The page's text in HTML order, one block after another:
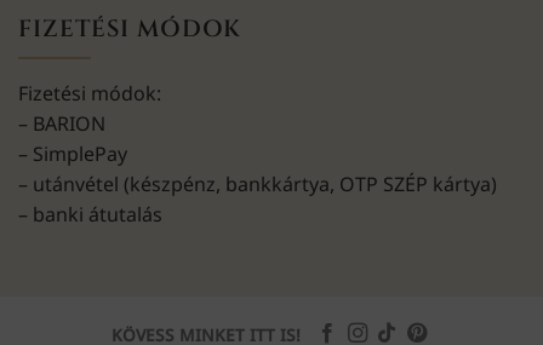
FIZETÉSI MÓDOK
Fizetési módok:
– BARION
– SimplePay
– utánvétel (készpénz, bankkártya, OTP SZÉP kártya)
– banki átutalás
KÖVESS MINKET ITT IS!